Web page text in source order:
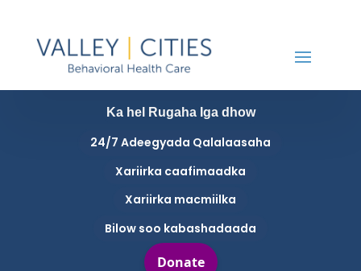
Ka hel Rugaha Iga dhow
24/7 Adeegyada Qalalaasaha
Xariirka caafimaadka
Xariirka macmiilka
Bilow soo kabashadaada